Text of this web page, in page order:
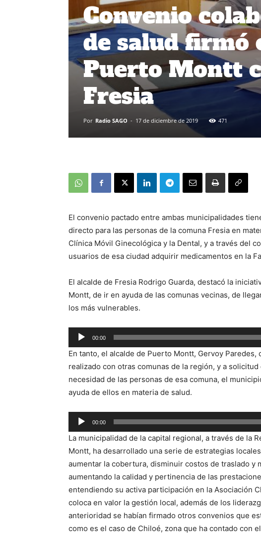
Convenio
de salud firmó
Puerto Montt
Fresia
Por Radio SAGO - 17 de diciembre de 2019 471
El convenio pactado entre ambas municipalidades
directo para las personas de la comuna Fresia en
Clínica Móvil Ginecológica y la Dental, y a través del
usuarios de esa ciudad adquirir medicamentos en la
El alcalde de Fresia Rodrigo Guarda, destacó la
Montt, de ir en ayuda de las comunas vecinas, de
los más vulnerables.
Reproductor
de
audio
00:00
En tanto, el alcalde de Puerto Montt, Gervoy
realizado con otras comunas de la región, y a
necesidad de las personas de esa comuna, el
ayuda de ellos en materia de salud.
Reproductor
de
audio
00:00
La municipalidad de la capital regional, a través de la
Montt, ha desarrollado una serie de estrategias
aumentar la cobertura, disminuir costos de traslado y
aumentando la calidad y pertinencia de las
entendiendo su activa participación en la Asociación
coloca en valor la gestión local, además de los
anterioridad se habían firmado otros convenios que
como es el caso de Chiloé, zona que ha contado con